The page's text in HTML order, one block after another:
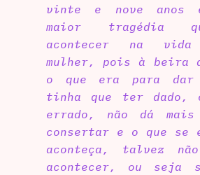
vinte e nove anos
maior tragédia
acontecer na
mulher, pois à beira
o que era para
tinha que ter dado,
errado, não dá mais
consertar e o que se
aconteça, talvez
acontecer, ou seja